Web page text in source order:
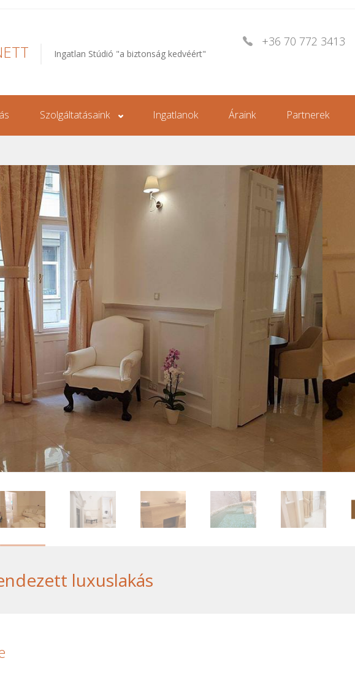
Ingatlan Stúdió "a biztonság kedvéért"
+36 70 772 3413
Szolgáltatásaink Ingatlanok Áraink Partnerek
luxuslakás